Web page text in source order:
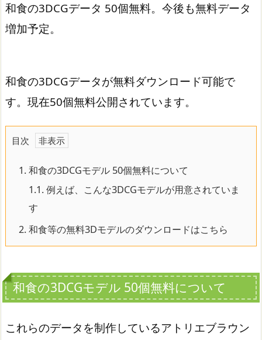
和食の3DCGデータ 50個無料。今後も無料データ
増加予定。
和食の3DCGデータが無料ダウンロード可能で
す。現在50個無料公開されています。
目次
1. 和食の3DCGモデル 50個無料について
1.1. 例えば、こんな3DCGモデルが用意されていま
す
2. 和食等の無料3Dモデルのダウンロードはこちら
和食の3DCGモデル 50個無料について
これらのデータを制作しているアトリエブラウン